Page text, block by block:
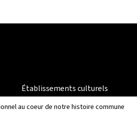
Établissements culturels
au coeur de notre histoire commune